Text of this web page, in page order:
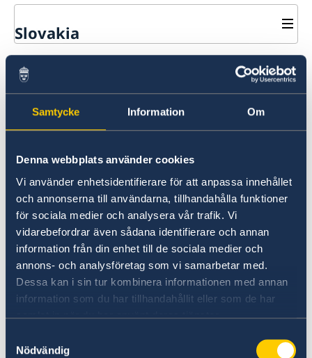
Samtycke Information Om
Denna webbplats använder cookies
Vi använder enhetsidentifierare för att anpassa innehållet
och annonserna till användarna, tillhandahålla funktioner
för sociala medier och analysera vår trafik. Vi
vidarebefordrar även sådana identifierare och annan
information från din enhet till de sociala medier och
annons- och analysföretag som vi samarbetar med.
Dessa kan i sin tur kombinera informationen med annan
information som du har tillhandahållit eller som de har
samlat in när du har använt deras tjänster.
Nödvändig
Slovakia
Going to Sweden?
Visiting Sweden
Moving to someone in Sweden
Working in Sweden
Studying in Sweden
If you want to study in Sweden, or if
you have studied in Sweden, useful
information is available on the
following homepages:
-StudyinSweden.se
Sweden´s official homepage for higher
education in Sweden
-Universityadmissions.se
Swedish Council for Higher Education
(Universitets- och högskolerådet)